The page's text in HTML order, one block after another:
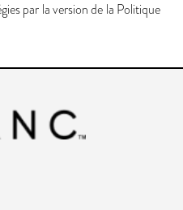
par la version de la Politique